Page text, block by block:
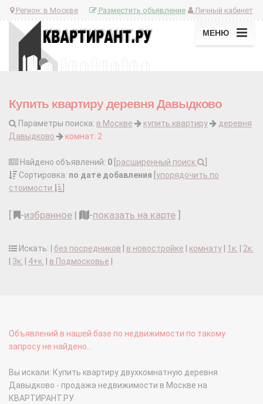
Регион: в Москве Личный кабинет
Разместить объявление
МЕНЮ
Купить квартиру деревня Давыдково
Параметры поиска: в Москве купить квартиру
деревня
Давыдково
комнат: 2
Найдено объявлений: 0 расширенный поиск
Сортировка: по дате добавления упорядочить по
стоимости
-избранное | -показать на карте
Искать: | без посредников в новостройке комнату 1к.
2к.
3к. 4+к. в Подмосковье
Объявлений в нашей базе по недвижимости по такому
запросу не найдено...
Вы искали: Купить квартиру двухкомнатную деревня
Давыдково - продажа недвижимости в Москве на
КВАРТИРАНТ.РУ